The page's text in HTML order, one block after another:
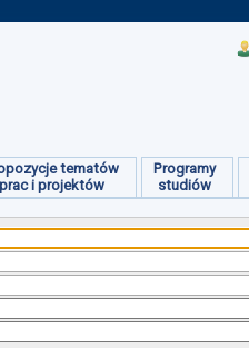
tematów
prac i projektów
Programy
studiów